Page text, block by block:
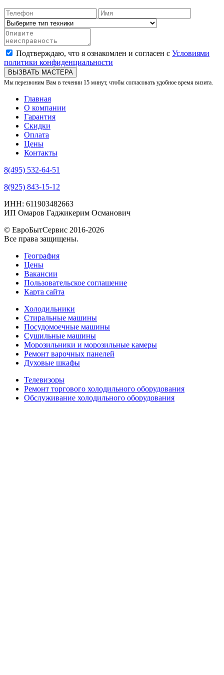
Подтверждаю, что я ознакомлен и согласен с Условиями
политики конфиденциальности
ВЫЗВАТЬ МАСТЕРА
Мы перезвоним Вам в течении 15 минут, чтобы согласовать удобное время визита.
Главная
О компании
Гарантия
Скидки
Оплата
Цены
Контакты
8(495) 532-64-51
8(925) 843-15-12
ИНН: 611903482663
ИП Омаров Гаджикерим Османович
© ЕвроБытСервис 2016-2026
Все права защищены.
География
Цены
Вакансии
Пользовательское соглашение
Карта сайта
Холодильники
Стиральные машины
Посудомоечные машины
Сушильные машины
Морозильники и морозильные камеры
Ремонт варочных панелей
Духовые шкафы
Телевизоры
Ремонт торгового холодильного оборудования
Обслуживание холодильного оборудования